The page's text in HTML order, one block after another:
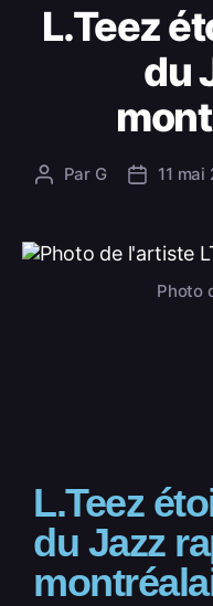
L.Teez
du
Par G 11 mai
Photo
L.Teez
du Jazz